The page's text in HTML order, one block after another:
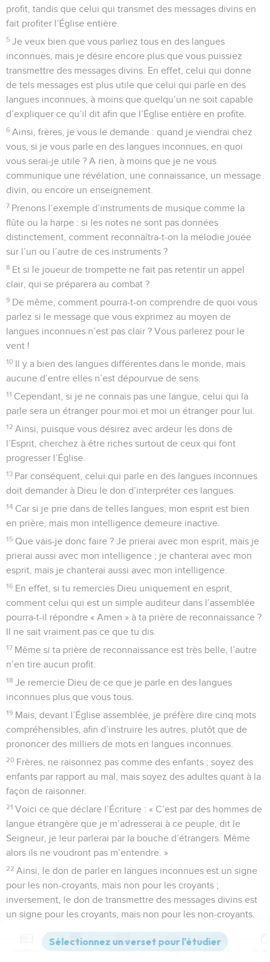
profit, tandis que celui qui transmet des messages divins en
fait profiter l’Église entière.
5 Je veux bien que vous parliez tous en des langues
inconnues, mais je désire encore plus que vous puissiez
transmettre des messages divins. En effet, celui qui donne
de tels messages est plus utile que celui qui parle en des
langues inconnues, à moins que quelqu’un ne soit capable
d’expliquer ce qu’il dit afin que l’Église entière en profite.
6 Ainsi, frères, je vous le demande : quand je viendrai chez
vous, si je vous parle en des langues inconnues, en quoi
vous serai-je utile ? A rien, à moins que je ne vous
communique une révélation, une connaissance, un message
divin, ou encore un enseignement.
7 Prenons l’exemple d’instruments de musique comme la
flûte ou la harpe : si les notes ne sont pas données
distinctement, comment reconnaîtra-t-on la mélodie jouée
sur l’un ou l’autre de ces instruments ?
8 Et si le joueur de trompette ne fait pas retentir un appel
clair, qui se préparera au combat ?
9 De même, comment pourra-t-on comprendre de quoi vous
parlez si le message que vous exprimez au moyen de
langues inconnues n’est pas clair ? Vous parlerez pour le
vent !
10 Il y a bien des langues différentes dans le monde, mais
aucune d’entre elles n’est dépourvue de sens.
11 Cependant, si je ne connais pas une langue, celui qui la
parle sera un étranger pour moi et moi un étranger pour lui.
12 Ainsi, puisque vous désirez avec ardeur les dons de
l’Esprit, cherchez à être riches surtout de ceux qui font
progresser l’Église.
13 Par conséquent, celui qui parle en des langues inconnues
doit demander à Dieu le don d’interpréter ces langues.
14 Car si je prie dans de telles langues, mon esprit est bien
en prière, mais mon intelligence demeure inactive.
15 Que vais-je donc faire ? Je prierai avec mon esprit, mais je
prierai aussi avec mon intelligence ; je chanterai avec mon
esprit, mais je chanterai aussi avec mon intelligence.
16 En effet, si tu remercies Dieu uniquement en esprit,
comment celui qui est un simple auditeur dans l’assemblée
pourra-t-il répondre « Amen » à ta prière de reconnaissance ?
Il ne sait vraiment pas ce que tu dis.
17 Même si ta prière de reconnaissance est très belle, l’autre
n’en tire aucun profit.
18 Je remercie Dieu de ce que je parle en des langues
inconnues plus que vous tous.
19 Mais, devant l’Église assemblée, je préfère dire cinq mots
compréhensibles, afin d’instruire les autres, plutôt que de
prononcer des milliers de mots en langues inconnues.
20 Frères, ne raisonnez pas comme des enfants ; soyez des
enfants par rapport au mal, mais soyez des adultes quant à la
façon de raisonner.
21 Voici ce que déclare l’Écriture : « C’est par des hommes de
langue étrangère que je m’adresserai à ce peuple, dit le
Seigneur, je leur parlerai par la bouche d’étrangers. Même
alors ils ne voudront pas m’entendre. »
22 Ainsi, le don de parler en langues inconnues est un signe
pour les non-croyants, mais non pour les croyants ;
inversement, le don de transmettre des messages divins est
un signe pour les croyants, mais non pour les non-croyants.
Supposons donc que l’Église entière s’assemble et que
tous se mettent à parler en des langues inconnues : si de
Versions Commentaires Strong